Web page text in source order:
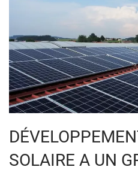
SOLAIRE A UN